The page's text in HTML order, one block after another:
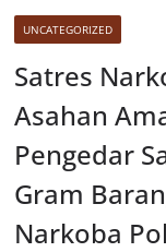
UNCATEGORIZED
Satres
Asahan
Pengedar
Gram
Narkoba